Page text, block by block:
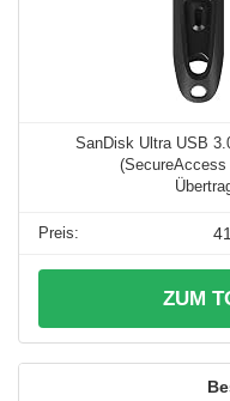
SanDisk Ultra USB
ZUM